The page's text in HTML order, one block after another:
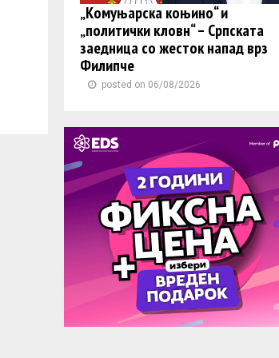
„Комуњарска коњино“ и
„политички кловн“ – Српската
заедница со жесток напад врз
Филипче
posted on 06/08/2026